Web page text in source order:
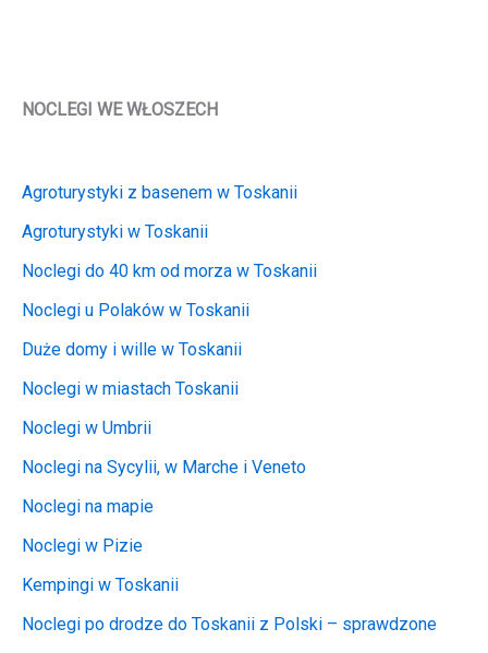
NOCLEGI WE WŁOSZECH
Agroturystyki z basenem w Toskanii
Agroturystyki w Toskanii
Noclegi do 40 km od morza w Toskanii
Noclegi u Polaków w Toskanii
Duże domy i wille w Toskanii
Noclegi w miastach Toskanii
Noclegi w Umbrii
Noclegi na Sycylii, w Marche i Veneto
Noclegi na mapie
Noclegi w Pizie
Kempingi w Toskanii
Noclegi po drodze do Toskanii z Polski – sprawdzone